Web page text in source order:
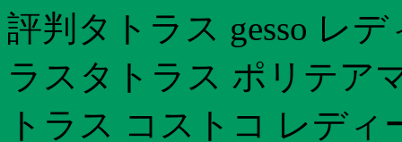
評判タトラス gesso レ
ラスタトラス ポリテア
トラス コストコ レデ